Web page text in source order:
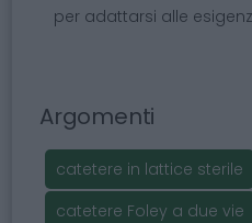
per adattarsi alle
Argomenti
catetere in lattice sterile
catetere Foley a due vie